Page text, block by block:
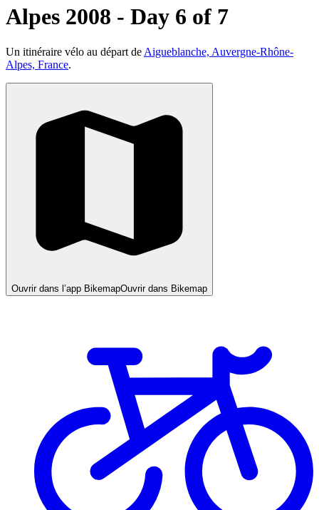
Alpes 2008 - Day 6 of 7
Un itinéraire vélo au départ de Aigueblanche, Auvergne-Rhône-
Alpes, France.
Ouvrir dans l’app BikemapOuvrir dans Bikemap